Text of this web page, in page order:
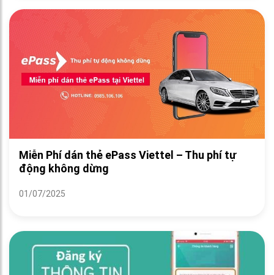
Miễn Phí dán thẻ ePass Viettel – Thu phí tự
động không dừng
01/07/2025